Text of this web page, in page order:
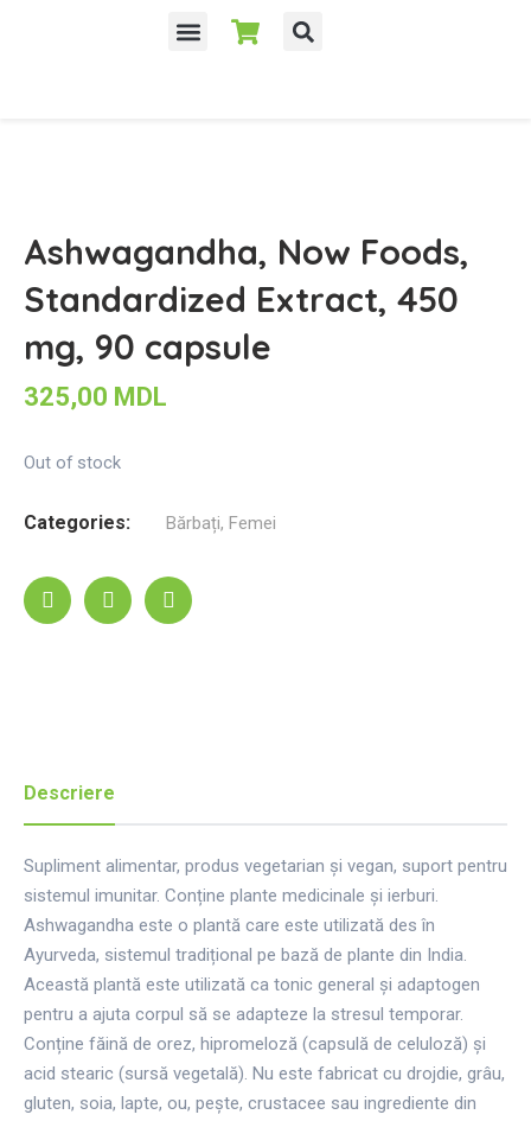
Ashwagandha, Now Foods,
Standardized Extract, 450
mg, 90 capsule
325,00 MDL
Out of stock
Categories: Bărbați, Femei
Descriere
Supliment alimentar, produs vegetarian și vegan, suport pentru
sistemul imunitar. Conține plante medicinale și ierburi.
Ashwagandha este o plantă care este utilizată des în
Ayurveda, sistemul tradițional pe bază de plante din India.
Această plantă este utilizată ca tonic general și adaptogen
pentru a ajuta corpul să se adapteze la stresul temporar.
Conține făină de orez, hipromeloză (capsulă de celuloză) și
acid stearic (sursă vegetală). Nu este fabricat cu drojdie, grâu,
gluten, soia, lapte, ou, pește, crustacee sau ingrediente din